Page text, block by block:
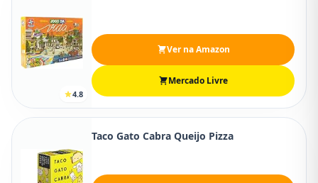
4.8
Ver na Amazon
Mercado Livre
Taco Gato Cabra Queijo Pizza